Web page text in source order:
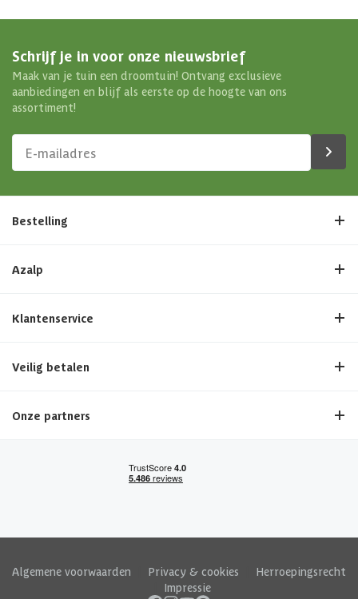
Schrijf je in voor onze nieuwsbrief
Maak van je tuin een droomtuin! Ontvang exclusieve
aanbiedingen en blijf als eerste op de hoogte van ons
assortiment!
Bestelling
Azalp
Klantenservice
Veilig betalen
Onze partners
Algemene voorwaarden Privacy & cookies
Herroepingsrecht
Impressie